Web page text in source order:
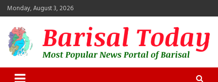
Skip
to
content
Monday, August 3, 2026
Barisal Today
The Most Popular News Portal in Barisal